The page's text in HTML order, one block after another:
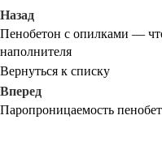
Назад
Пенобетон с опилками —
наполнителя
Вернуться к списку
Вперед
Паропроницаемость